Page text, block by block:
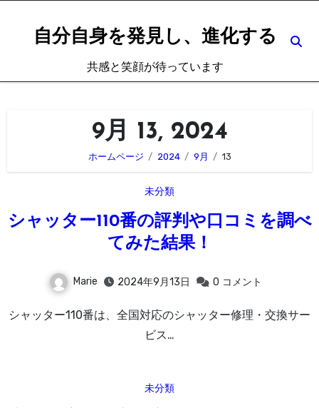
自分自身を発見し、進化する
共感と笑顔が待っています
9月 13, 2024
ホームページ 2024 9月 13
未分類
シャッター110番の評判や口コミを調べ
てみた結果！
Marie 2024年9月13日 0 コメント
シャッター110番は、全国対応のシャッター修理・交換サー
ビス…
未分類